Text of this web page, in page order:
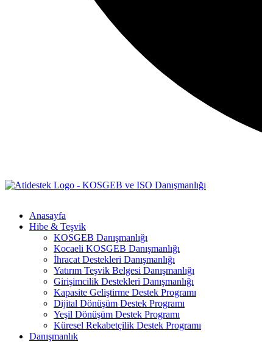
Anasayfa
Hibe & Teşvik
KOSGEB Danışmanlığı
Kocaeli KOSGEB Danışmanlığı
İhracat Destekleri Danışmanlığı
Yatırım Teşvik Belgesi Danışmanlığı
Girişimcilik Destekleri Danışmanlığı
Kapasite Geliştirme Destek Programı
Dijital Dönüşüm Destek Programı
Yeşil Dönüşüm Destek Programı
Küresel Rekabetçilik Destek Programı
Danışmanlık